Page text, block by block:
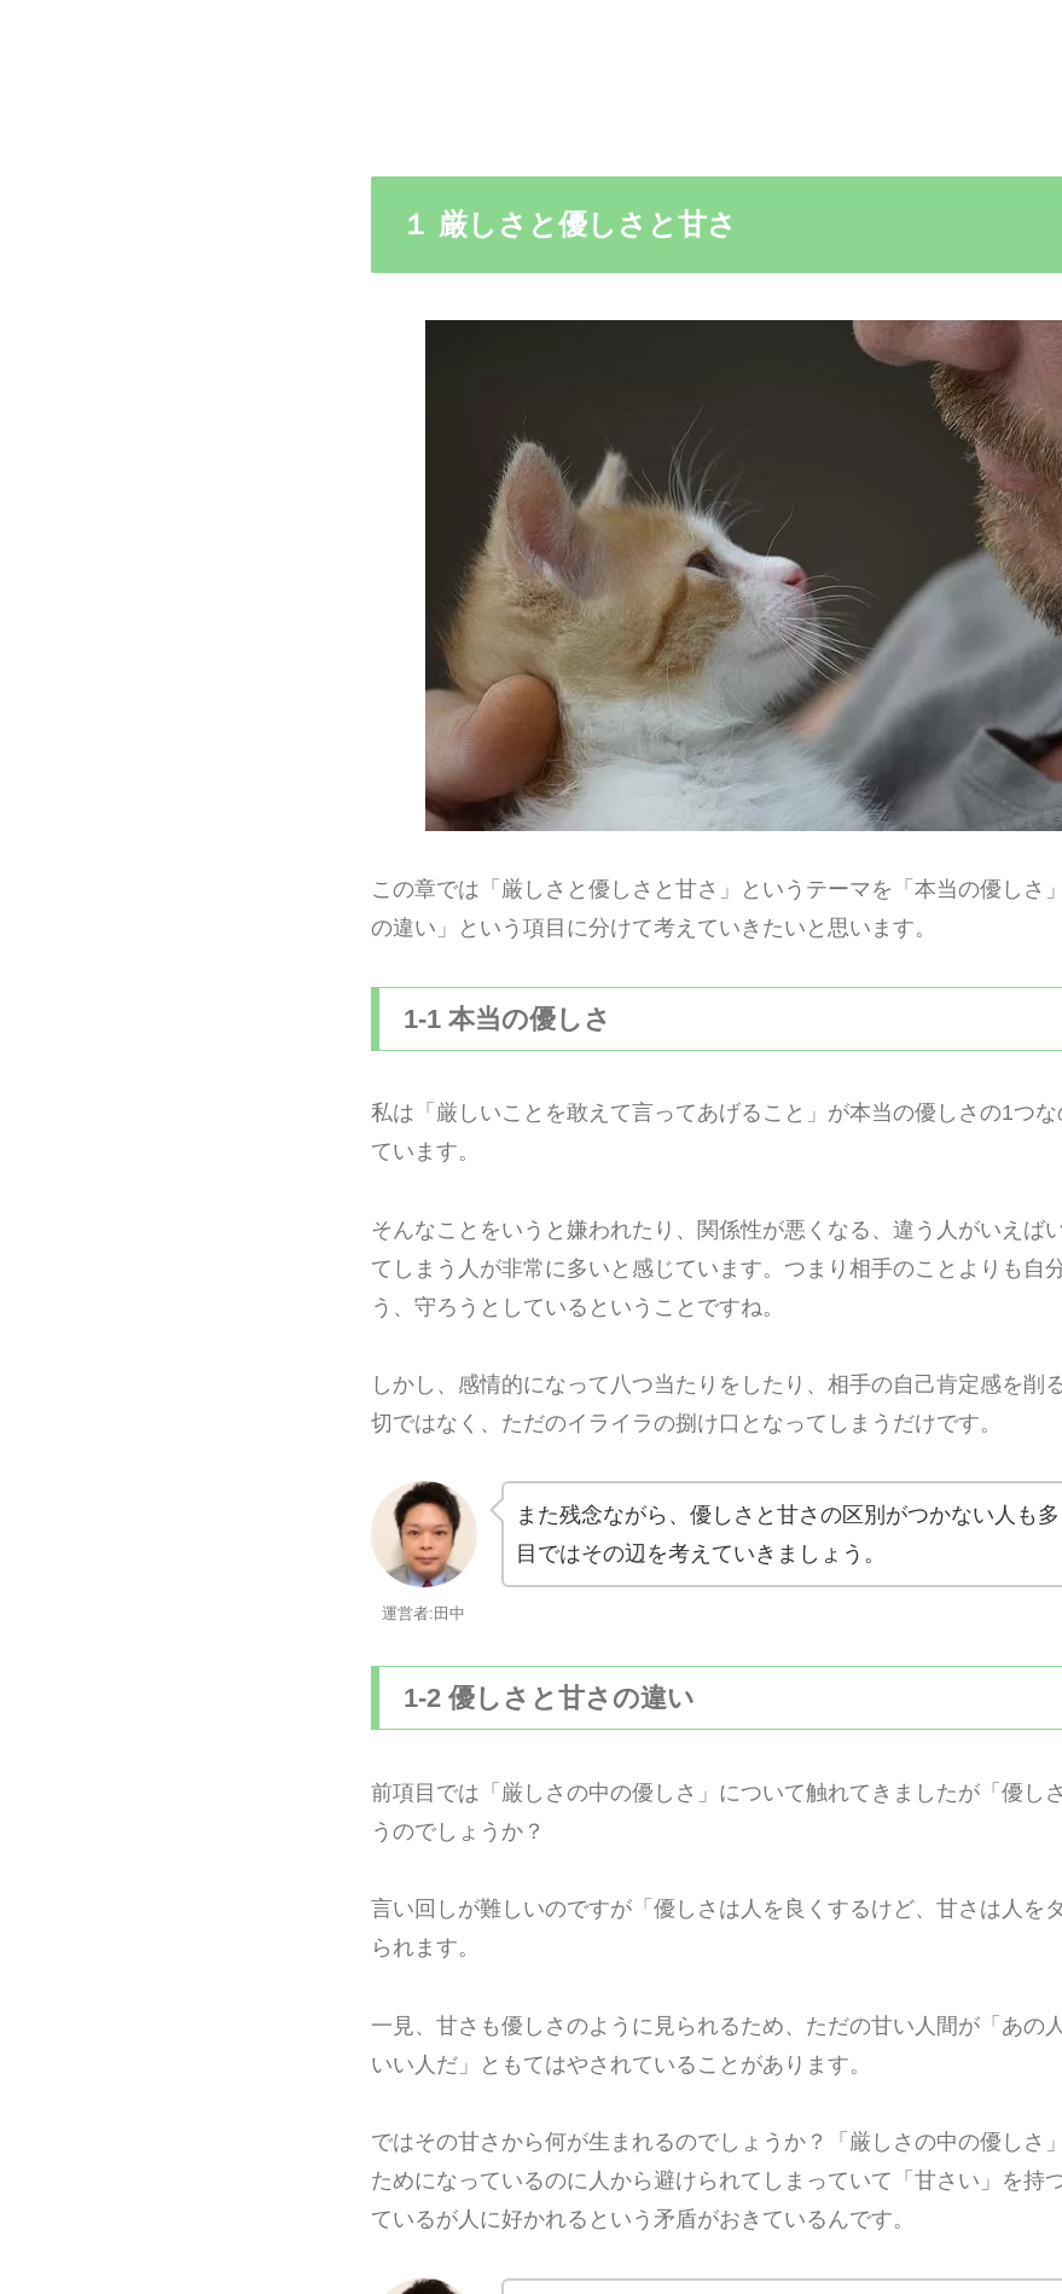
１ 厳しさと優しさと甘さ
この章では「厳しさと優しさと甘さ」というテーマを「本当の優しさ
の違い」という項目に分けて考えていきたいと思います。
1-1 本当の優しさ
私は「厳しいことを敢えて言ってあげること」が本当の優しさの1つ
ています。
そんなことをいうと嫌われたり、関係性が悪くなる、違う人がいえば
てしまう人が非常に多いと感じています。つまり相手のことよりも自
う、守ろうとしているということですね。
しかし、感情的になって八つ当たりをしたり、相手の自己肯定感を削
切ではなく、ただのイライラの捌け口となってしまうだけです。
運営者:田中
また残念ながら、優しさと甘さの区別がつかない人も
目ではその辺を考えていきましょう。
1-2 優しさと甘さの違い
前項目では「厳しさの中の優しさ」について触れてきましたが「優し
うのでしょうか？
言い回しが難しいのですが「優しさは人を良くするけど、甘さは人を
られます。
一見、甘さも優しさのように見られるため、ただの甘い人間が「あの
いい人だ」ともてはやされていることがあります。
ではその甘さから何が生まれるのでしょうか？「厳しさの中の優しさ
ためになっているのに人から避けられてしまっていて「甘さい」を持
ているが人に好かれるという矛盾がおきているんです。